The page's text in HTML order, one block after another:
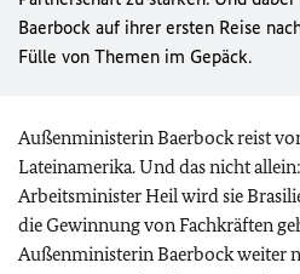
Baerbock auf ihrer ersten Reise
Fülle von Themen im Gepäck.
Außenministerin Baerbock reist
Lateinamerika. Und das nicht
Arbeitsminister Heil wird sie
die Gewinnung von Fachkräften
Außenministerin Baerbock weiter